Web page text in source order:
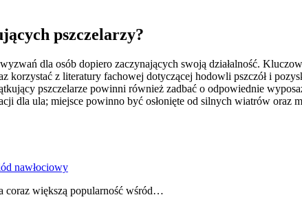
pszczelarzy?
dla osób dopiero zaczynających swoją działalność.
korzystać z literatury fachowej dotyczącej hodowli pszczół i
pszczelarze powinni również zadbać o odpowiednie
ula; miejsce powinno być osłonięte od silnych wiatrów oraz
nawłociowy
coraz większą popularność wśród…